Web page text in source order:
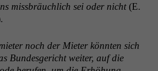
miss­bräuch­lich sei oder nicht(E.
noch der Mieter kön­nten sich
Bun­des­gericht weit­er, auf die